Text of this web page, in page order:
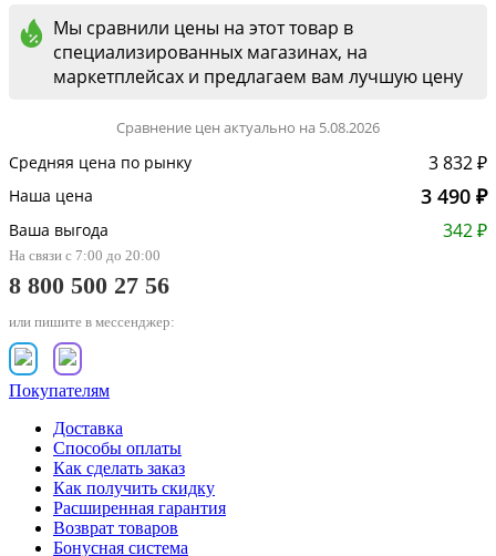
Мы сравнили цены на этот товар в
специализированных магазинах, на
маркетплейсах и предлагаем вам лучшую цену
Сравнение цен актуально на 5.08.2026
Средняя цена по рынку 3 832 ₽
Наша цена 3 490 ₽
Ваша выгода 342 ₽
На связи с 7:00 до 20:00
8 800 500 27 56
или пишите в мессенджер:
Покупателям
Доставка
Способы оплаты
Как сделать заказ
Как получить скидку
Расширенная гарантия
Возврат товаров
Бонусная система